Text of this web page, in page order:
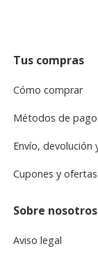
Tus compras
Cómo comprar
Métodos de pago
Envío, devolución
Cupones y ofertas
Sobre nosotros
Aviso legal